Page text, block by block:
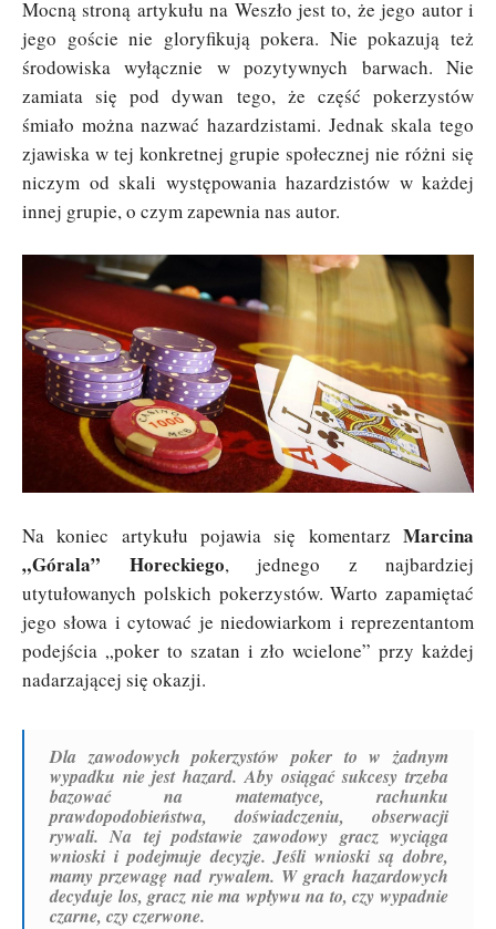
Mocną stroną artykułu na Weszło jest to, że jego autor i
jego goście nie gloryfikują pokera. Nie pokazują też
środowiska wyłącznie w pozytywnych barwach. Nie
zamiata się pod dywan tego, że część pokerzystów
śmiało można nazwać hazardzistami. Jednak skala tego
zjawiska w tej konkretnej grupie społecznej nie różni się
niczym od skali występowania hazardzistów w każdej
innej grupie, o czym zapewnia nas autor.
Na koniec artykułu pojawia się komentarz Marcina
„Górala” Horeckiego, jednego z najbardziej
utytułowanych polskich pokerzystów. Warto zapamiętać
jego słowa i cytować je niedowiarkom i reprezentantom
podejścia „poker to szatan i zło wcielone” przy każdej
nadarzającej się okazji.
Dla zawodowych pokerzystów poker to w żadnym
wypadku nie jest hazard. Aby osiągać sukcesy trzeba
bazować na matematyce, rachunku
prawdopodobieństwa, doświadczeniu, obserwacji
rywali. Na tej podstawie zawodowy gracz wyciąga
wnioski i podejmuje decyzje. Jeśli wnioski są dobre,
mamy przewagę nad rywalem. W grach hazardowych
decyduje los, gracz nie ma wpływu na to, czy wypadnie
czarne, czy czerwone.